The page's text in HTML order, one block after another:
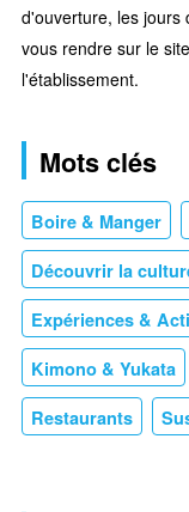
d'ouverture, les jours
vous rendre sur le
l'établissement.
Mots clés
Boire & Manger
Découvrir la
Expériences &
Kimono & Yukata
Restaurants